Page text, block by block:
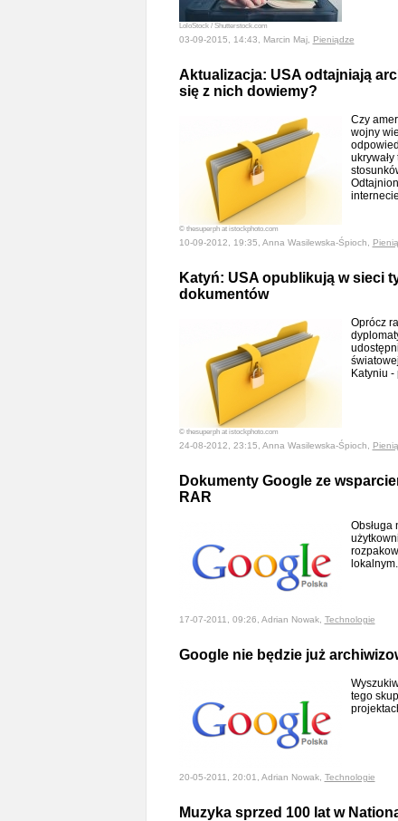
LoloStock / Shutterstock.com
03-09-2015, 14:43, Marcin Maj, Pieniądze
Aktualizacja: USA odtajniają
się z nich dowiemy?
© thesuperph at istockphoto.com
Czy
wojny
10-09-2012, 19:35, Anna Wasilewska-Śpioch,
Katyń: USA opublikują w sieci
dokumentów
© thesuperph at istockphoto.com
Oprócz
Katyniu
24-08-2012, 23:15, Anna Wasilewska-Śpioch,
Dokumenty Google ze
RAR
Obsługa
lokalnym.
17-07-2011, 09:26, Adrian Nowak, Technologie
Google nie będzie już
tego
20-05-2011, 20:01, Adrian Nowak, Technologie
Muzyka sprzed 100 lat w